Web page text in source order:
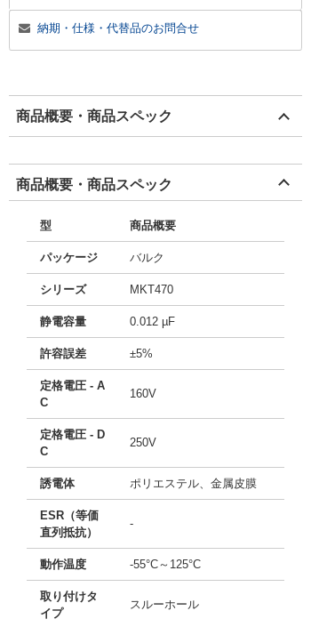
納期・仕様・代替品のお問合せ
商品概要・商品スペック
商品概要・商品スペック
型 商品概要
パッケージ バルク
シリーズ MKT470
静電容量 0.012 µF
許容誤差 ±5%
定格電圧 - A
C
160V
定格電圧 - D
C
250V
誘電体 ポリエステル、金属皮膜
ESR（等価
直列抵抗）
-
動作温度 -55°C～125°C
取り付けタ
イプ
スルーホール